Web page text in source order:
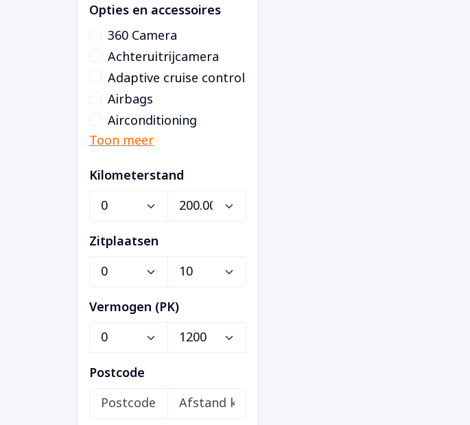
Opties en accessoires
360 Camera
Achteruitrijcamera
Adaptive cruise control
Airbags
Airconditioning
Kilometerstand
Zitplaatsen
Vermogen (PK)
Postcode